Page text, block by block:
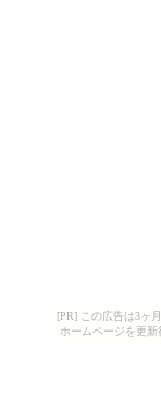
[PR] この広告は3ヶ
ホームページを更